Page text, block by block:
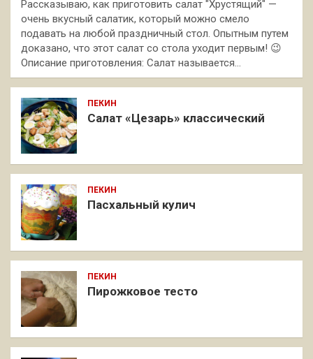
Рассказываю, как приготовить салат "Хрустящий" —
очень вкусный салатик, который можно смело
подавать на любой праздничный стол. Опытным путем
доказано, что этот салат со стола уходит первым! 😉
Описание приготовления: Салат называется…
ПЕКИН
Салат «Цезарь» классический
ПЕКИН
Пасхальный кулич
ПЕКИН
Пирожковое тесто